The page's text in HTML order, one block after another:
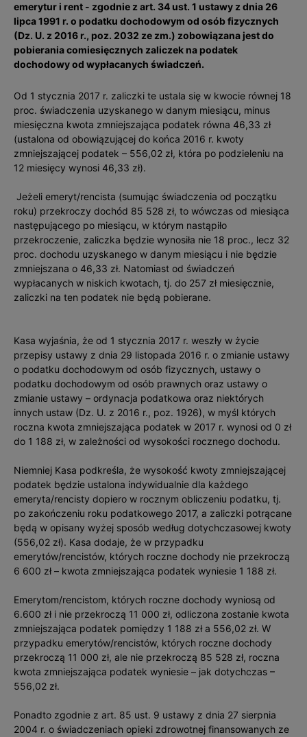
emerytur i rent - zgodnie z art. 34 ust. 1 ustawy z dnia 26
lipca 1991 r. o podatku dochodowym od osób fizycznych
(Dz. U. z 2016 r., poz. 2032 ze zm.) zobowiązana jest do
pobierania comiesięcznych zaliczek na podatek
dochodowy od wypłacanych świadczeń.
Od 1 stycznia 2017 r. zaliczki te ustala się w kwocie równej 18
proc. świadczenia uzyskanego w danym miesiącu, minus
miesięczna kwota zmniejszająca podatek równa 46,33 zł
(ustalona od obowiązującej do końca 2016 r. kwoty
zmniejszającej podatek – 556,02 zł, która po podzieleniu na
12 miesięcy wynosi 46,33 zł).
Jeżeli emeryt/rencista (sumując świadczenia od początku
roku) przekroczy dochód 85 528 zł, to wówczas od miesiąca
następującego po miesiącu, w którym nastąpiło
przekroczenie, zaliczka będzie wynosiła nie 18 proc., lecz 32
proc. dochodu uzyskanego w danym miesiącu i nie będzie
zmniejszana o 46,33 zł. Natomiast od świadczeń
wypłacanych w niskich kwotach, tj. do 257 zł miesięcznie,
zaliczki na ten podatek nie będą pobierane.
Kasa wyjaśnia, że od 1 stycznia 2017 r. weszły w życie
przepisy ustawy z dnia 29 listopada 2016 r. o zmianie ustawy
o podatku dochodowym od osób fizycznych, ustawy o
podatku dochodowym od osób prawnych oraz ustawy o
zmianie ustawy – ordynacja podatkowa oraz niektórych
innych ustaw (Dz. U. z 2016 r., poz. 1926), w myśl których
roczna kwota zmniejszająca podatek w 2017 r. wynosi od 0 zł
do 1 188 zł, w zależności od wysokości rocznego dochodu.
Niemniej Kasa podkreśla, że wysokość kwoty zmniejszającej
podatek będzie ustalona indywidualnie dla każdego
emeryta/rencisty dopiero w rocznym obliczeniu podatku, tj.
po zakończeniu roku podatkowego 2017, a zaliczki potrącane
będą w opisany wyżej sposób według dotychczasowej kwoty
(556,02 zł). Kasa dodaje, że w przypadku
emerytów/rencistów, których roczne dochody nie przekroczą
6 600 zł – kwota zmniejszająca podatek wyniesie 1 188 zł.
Emerytom/rencistom, których roczne dochody wyniosą od
6.600 zł i nie przekroczą 11 000 zł, odliczona zostanie kwota
zmniejszająca podatek pomiędzy 1 188 zł a 556,02 zł. W
przypadku emerytów/rencistów, których roczne dochody
przekroczą 11 000 zł, ale nie przekroczą 85 528 zł, roczna
kwota zmniejszająca podatek wyniesie – jak dotychczas –
556,02 zł.
Ponadto zgodnie z art. 85 ust. 9 ustawy z dnia 27 sierpnia
2004 r. o świadczeniach opieki zdrowotnej finansowanych ze